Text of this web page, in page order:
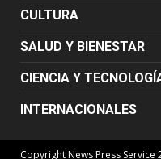
CULTURA
SALUD Y BIENESTAR
CIENCIA Y
INTERNACIONALES
Copyright News Press